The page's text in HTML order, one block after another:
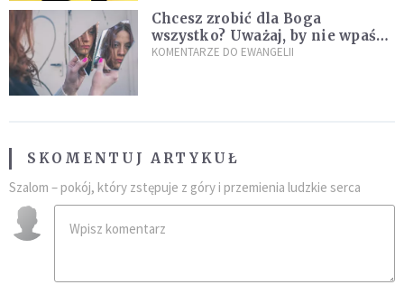
Chcesz zrobić dla Boga
wszystko? Uważaj, by nie wpaść
w groźną pułapkę
KOMENTARZE DO EWANGELII
SKOMENTUJ ARTYKUŁ
Szalom – pokój, który zstępuje z góry i przemienia ludzkie serca